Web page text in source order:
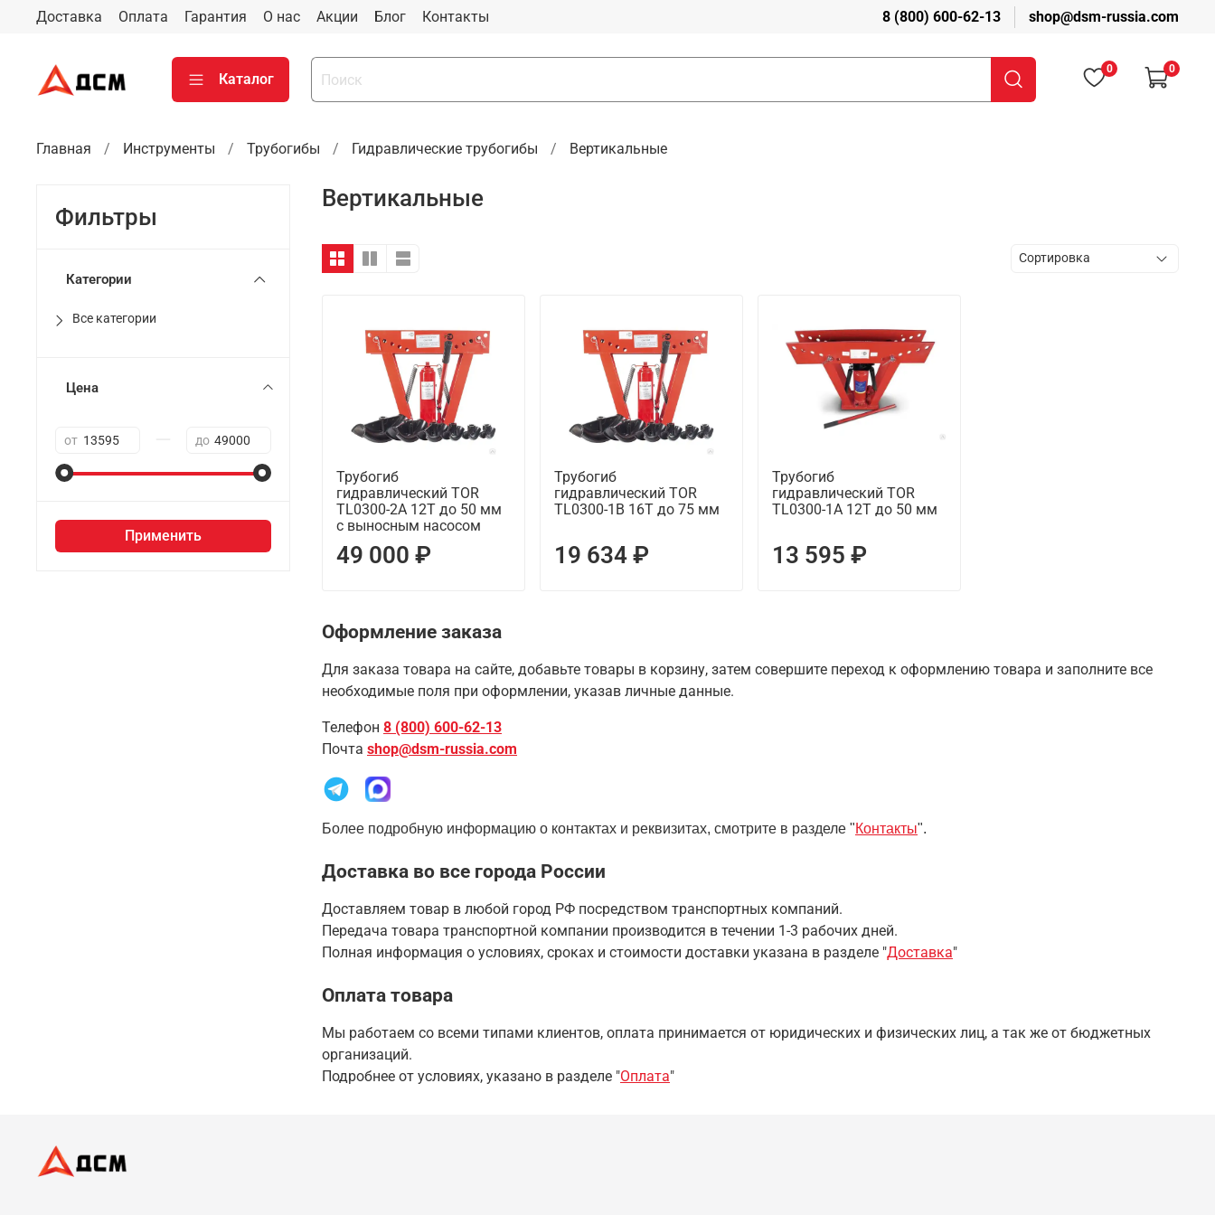
Доставка Оплата Гарантия О нас Акции Блог Контакты 8 (800) 600-62-13 shop@dsm-russia.com
Каталог
0 0
Главная Инструменты Трубогибы Гидравлические трубогибы Вертикальные
Вертикальные
Трубогиб
гидравлический TOR
TL0300-2A 12T до 50 мм
с выносным насосом
49 000 ₽
Трубогиб
гидравлический TOR
TL0300-1B 16T до 75 мм
19 634 ₽
Трубогиб
гидравлический TOR
TL0300-1A 12T до 50 мм
13 595 ₽
Оформление заказа
Для заказа товара на сайте, добавьте товары в корзину, затем совершите переход к оформлению товара и заполните все
необходимые поля при оформлении, указав личные данные.
Телефон 8 (800) 600-62-13
Почта shop@dsm-russia.com
Более подробную информацию о контактах и реквизитах, смотрите в разделе "Контакты".
Доставка во все города России
Доставляем товар в любой город РФ посредством транспортных компаний.
Передача товара транспортной компании производится в течении 1-3 рабочих дней.
Полная информация о условиях, сроках и стоимости доставки указана в разделе "Доставка"
Оплата товара
Мы работаем со всеми типами клиентов, оплата принимается от юридических и физических лиц, а так же от бюджетных
организаций.
Подробнее от условиях, указано в разделе "Оплата"
Фильтры
Категории
Все категории
Цена
от до
Применить